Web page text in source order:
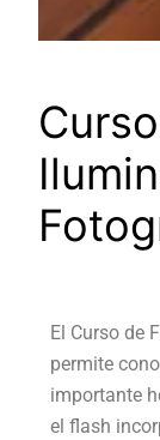
El Curso de
permite
importante
el flash